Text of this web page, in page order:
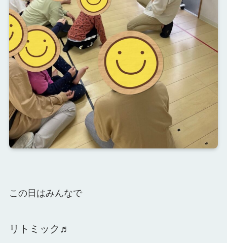
この日はみんなで
リトミック♬